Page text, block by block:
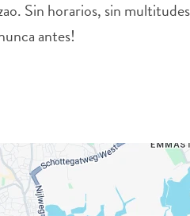
Sin horarios, sin
antes!
el